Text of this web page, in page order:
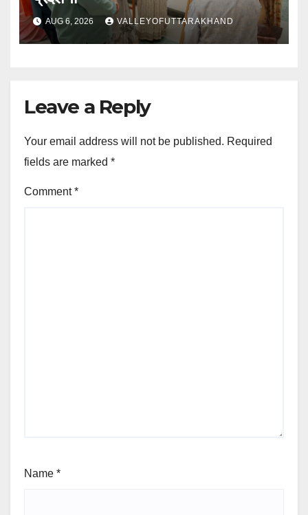
AUG 6, 2026 VALLEYOFUTTARAKHAND
Leave a Reply
Your email address will not be published. Required
fields are marked *
Comment*
Name *